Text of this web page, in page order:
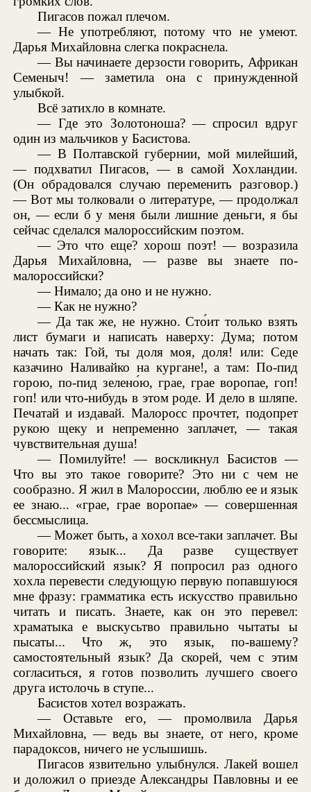
Пигасов пожал плечом.
— Не употребляют, потому что не умеют.
Дарья Михайловна слегка покраснела.
— Вы начинаете дерзости говорить, Африкан
Семеныч! — заметила она с принужденной
улыбкой.
Всё затихло в комнате.
— Где это Золотоноша? — спросил вдруг
один из мальчиков у Басистова.
— В Полтавской губернии, мой милейший,
— подхватил Пигасов, — в самой Хохландии.
(Он обрадовался случаю переменить разговор.)
— Вот мы толковали о литературе, — продолжал
он, — если б у меня были лишние деньги, я бы
сейчас сделался малороссийским поэтом.
— Это что еще? хорош поэт! — возразила
Дарья Михайловна, — разве вы знаете по-
малороссийски?
— Нимало; да оно и не нужно.
— Как не нужно?
— Да так же, не нужно. Сто́ит только взять
лист бумаги и написать наверху: Дума; потом
начать так: Гой, ты доля моя, доля! или: Седе
казачино Наливайко на кургане!, а там: По-пид
горою, по-пид зелено́ю, грае, грае воропае, гоп!
гоп! или что-нибудь в этом роде. И дело в шляпе.
Печатай и издавай. Малоросс прочтет, подопрет
рукою щеку и непременно заплачет, — такая
чувствительная душа!
— Помилуйте! — воскликнул Басистов —
Что вы это такое говорите? Это ни с чем не
сообразно. Я жил в Малороссии, люблю ее и язык
ее знаю... «грае, грае воропае» — совершенная
бессмыслица.
— Может быть, а хохол все-таки заплачет. Вы
говорите: язык... Да разве существует
малороссийский язык? Я попросил раз одного
хохла перевести следующую первую попавшуюся
мне фразу: грамматика есть искусство правильно
читать и писать. Знаете, как он это перевел:
храматыка е выскусьтво правильно чытаты ы
пысаты... Что ж, это язык, по-вашему?
самостоятельный язык? Да скорей, чем с этим
согласиться, я готов позволить лучшего своего
друга истолочь в ступе...
Басистов хотел возражать.
— Оставьте его, — промолвила Дарья
Михайловна, — ведь вы знаете, от него, кроме
парадоксов, ничего не услышишь.
Пигасов язвительно улыбнулся. Лакей вошел
и доложил о приезде Александры Павловны и ее